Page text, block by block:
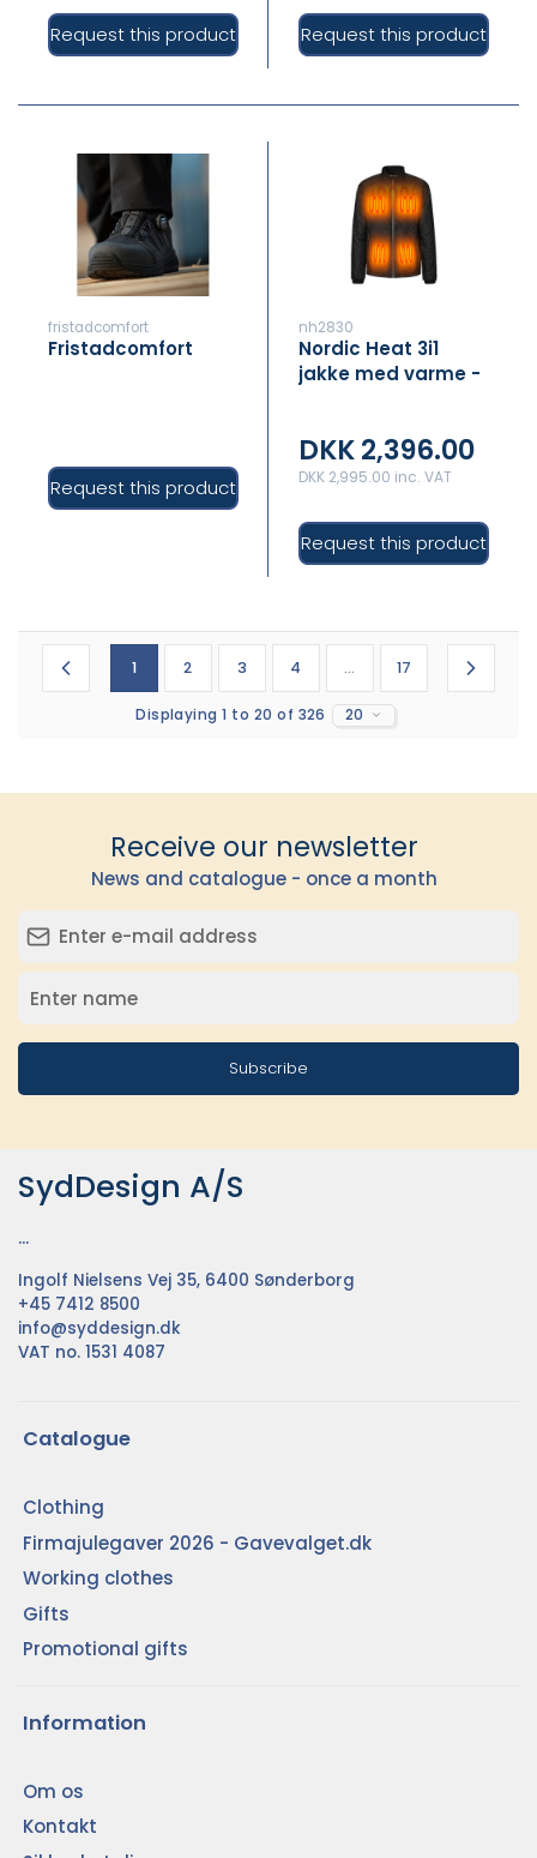
Request this product Request this product
fristadcomfort
Fristadcomfort
Request this product
nh2830
Nordic Heat 3i1
jakke med varme -
DKK 2,396.00
DKK 2,995.00 inc. VAT
Request this product
1 2 3 4 ... 17
Displaying 1 to 20 of 326 20
Receive our newsletter
News and catalogue - once a month
Subscribe
SydDesign A/S
...
Ingolf Nielsens Vej 35, 6400 Sønderborg
+45 7412 8500
info@syddesign.dk
VAT no. 1531 4087
Catalogue
Clothing
Firmajulegaver 2026 - Gavevalget.dk
Working clothes
Gifts
Promotional gifts
Information
Om os
Kontakt